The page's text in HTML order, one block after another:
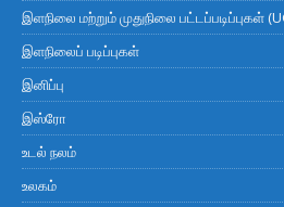
இளநிலை மற்றும் முதுநிலை பட்டப்படிப்புகள்
இளநிலைப் படிப்புகள்
இனிப்பு
இஸ்ரோ
உடல் நலம்
உலகம்